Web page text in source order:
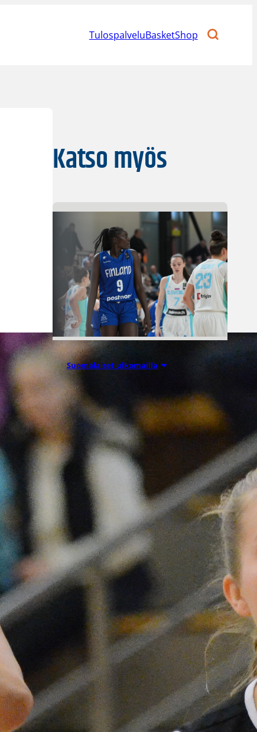
TulospalveluBasketShop
Katso myös
Suomalaiset ulkomailla
Mystics nousi
20 pisteen
takaa voittoon
Wingsiä
vastaan –
Kuier viisi
pistettä
WNBA:ssa Dallas Wings ehti
johtaa peliä jo 20 pistettä, mutta
Washington Mystics nousi takaa
voittoon 92-96 (59-44). Awak
Kuier pelasi vaihdosta viisi
minuuttia tilastoiden viisi
pistettä ja yhden torjunnan.